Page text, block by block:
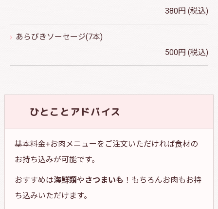
380円 (税込)
あらびきソーセージ(7本)
500円 (税込)
ひとことアドバイス
基本料金+お肉メニューをご注文いただければ食材の
お持ち込みが可能です。
おすすめは海鮮類やさつまいも ！もちろんお肉もお持
ち込みいただけます。